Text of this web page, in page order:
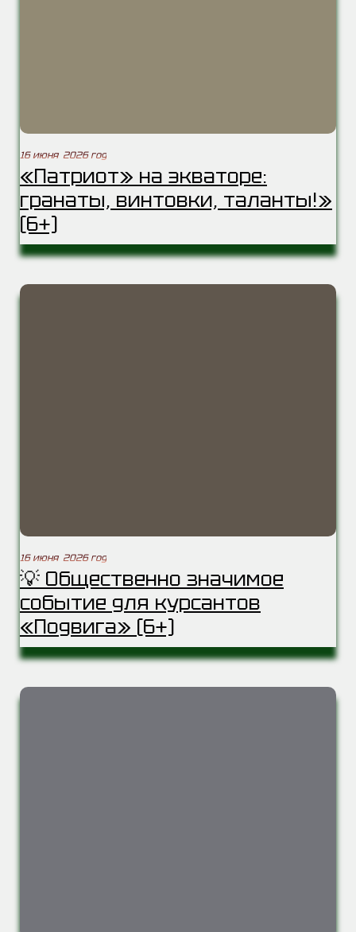
16 июня 2026 год
«Патриот» на экваторе:
гранаты, винтовки, таланты!»
(6+)
16 июня 2026 год
💡 Общественно значимое
событие для курсантов
«Подвига» (6+)